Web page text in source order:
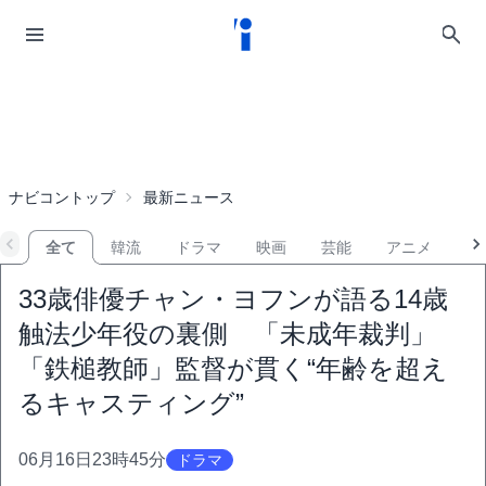
ナビコントップ 最新ニュース
全て 韓流 ドラマ 映画 芸能 アニメ
33歳俳優チャン・ヨフンが語る14歳
触法少年役の裏側 「未成年裁判」
「鉄槌教師」監督が貫く“年齢を超え
るキャスティング”
06月16日23時45分 ドラマ